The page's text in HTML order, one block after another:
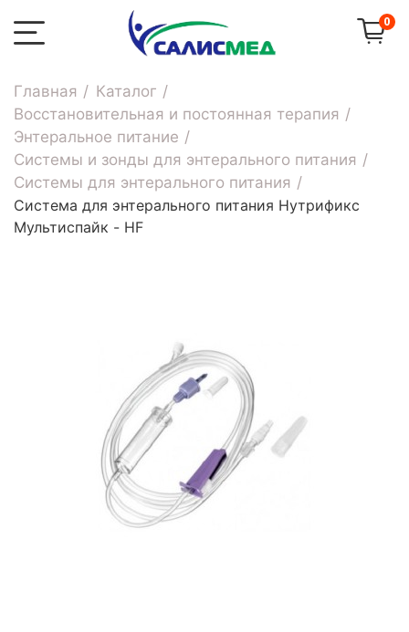
0
Главная
Каталог
Восстановительная и постоянная терапия
Энтеральное питание
Системы и зонды для энтерального питания
Системы для энтерального питания
Система для энтерального питания Нутрификс
Мультиспайк - HF